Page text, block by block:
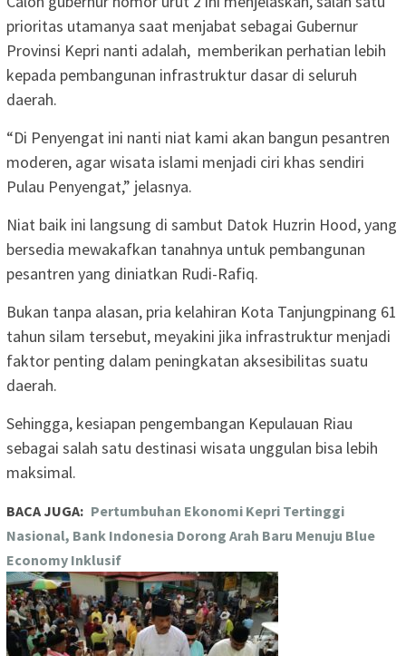
prioritas utamanya saat menjabat sebagai Gubernur
Provinsi Kepri nanti adalah, memberikan perhatian lebih
kepada pembangunan infrastruktur dasar di seluruh
daerah.
“Di Penyengat ini nanti niat kami akan bangun pesantren
moderen, agar wisata islami menjadi ciri khas sendiri
Pulau Penyengat,” jelasnya.
Niat baik ini langsung di sambut Datok Huzrin Hood, yang
bersedia mewakafkan tanahnya untuk pembangunan
pesantren yang diniatkan Rudi-Rafiq.
Bukan tanpa alasan, pria kelahiran Kota Tanjungpinang 61
tahun silam tersebut, meyakini jika infrastruktur menjadi
faktor penting dalam peningkatan aksesibilitas suatu
daerah.
Sehingga, kesiapan pengembangan Kepulauan Riau
sebagai salah satu destinasi wisata unggulan bisa lebih
maksimal.
BACA JUGA: Pertumbuhan Ekonomi Kepri Tertinggi
Nasional, Bank Indonesia Dorong Arah Baru Menuju Blue
Economy Inklusif